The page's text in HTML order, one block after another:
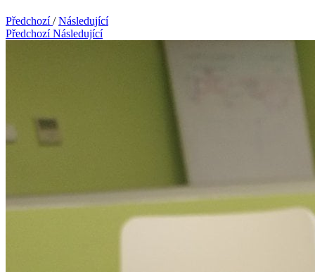
Předchozí / Následující
Předchozí Následující